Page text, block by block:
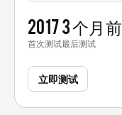
2017
首次测试
3 个月前
最后测试
立即测试